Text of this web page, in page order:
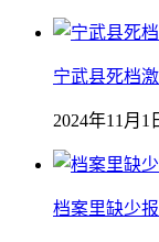
宁武县死档
2024年11月1
档案里缺少